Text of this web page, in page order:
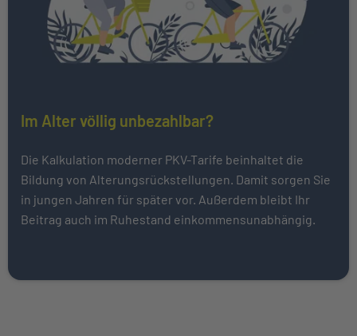
Im Alter völlig unbezahlbar?
Die Kalkulation moderner PKV-Tarife beinhaltet die
Bildung von Alterungsrückstellungen. Damit sorgen Sie
in jungen Jahren für später vor. Außerdem bleibt Ihr
Beitrag auch im Ruhestand einkommensunabhängig.